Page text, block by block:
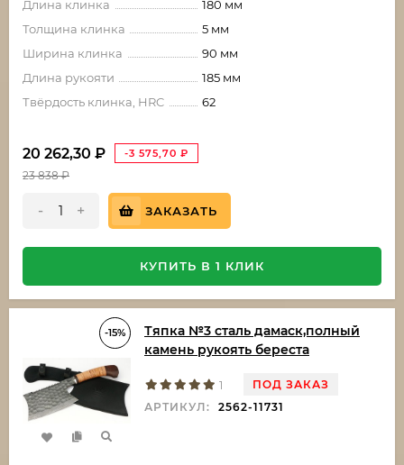
Длина клинка
180 мм
Толщина клинка
5 мм
Ширина клинка
90 мм
Длина рукояти
185 мм
Твёрдость клинка, HRC
62
20 262,30 ₽ -3 575,70 ₽
23 838₽
- + ЗАКАЗАТЬ
КУПИТЬ В 1 КЛИК
-15%
Тяпка №3 сталь дамаск,полный
камень рукоять береста
1
ПОД ЗАКАЗ
АРТИКУЛ:
2562-11731